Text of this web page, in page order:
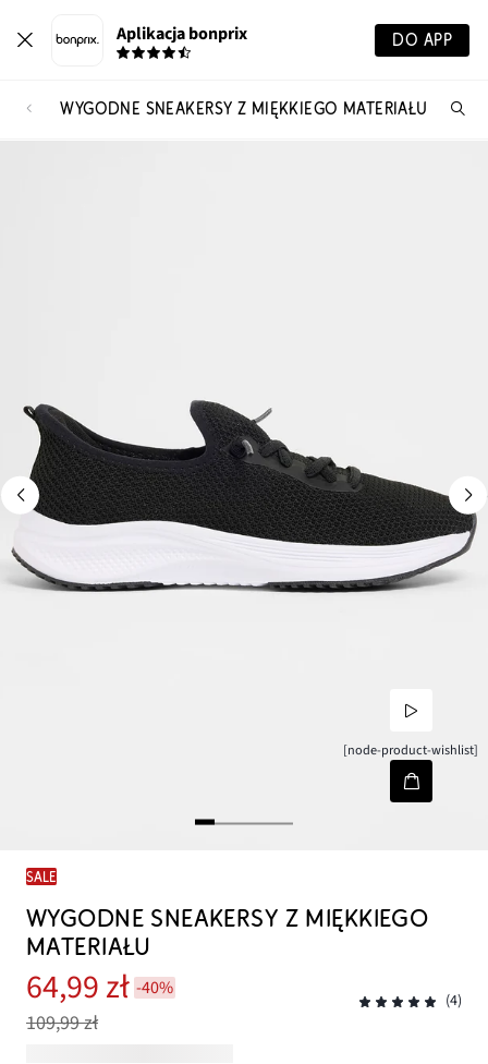
Aplikacja bonprix DO APP
WYGODNE SNEAKERSY Z MIĘKKIEGO MATERIAŁU
[node-product-wishlist]
SALE
WYGODNE SNEAKERSY Z MIĘKKIEGO
MATERIAŁU
64,99 zł -40%
109,99 zł
(4)